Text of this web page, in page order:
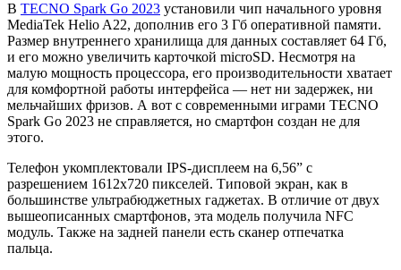
В TECNO Spark Go 2023 установили чип начального уровня
MediaTek Helio A22, дополнив его 3 Гб оперативной памяти.
Размер внутреннего хранилища для данных составляет 64 Гб,
и его можно увеличить карточкой microSD. Несмотря на
малую мощность процессора, его производительности хватает
для комфортной работы интерфейса — нет ни задержек, ни
мельчайших фризов. А вот с современными играми TECNO
Spark Go 2023 не справляется, но смартфон создан не для
этого.
Телефон укомплектовали IPS-дисплеем на 6,56” с
разрешением 1612х720 пикселей. Типовой экран, как в
большинстве ультрабюджетных гаджетах. В отличие от двух
вышеописанных смартфонов, эта модель получила NFC
модуль. Также на задней панели есть сканер отпечатка
пальца.